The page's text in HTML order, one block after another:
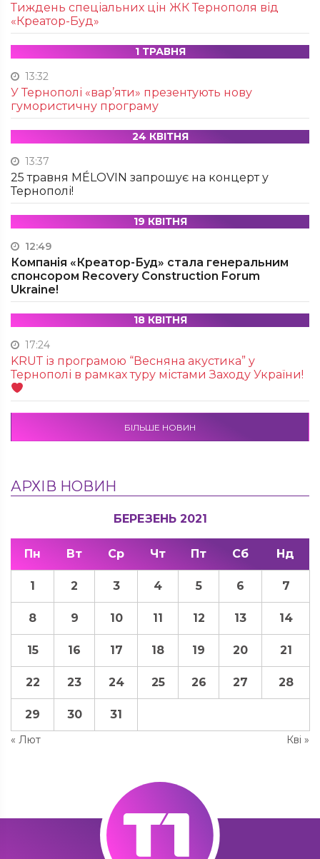
Тиждень спеціальних цін ЖК Тернополя від
«Креатор-Буд»
1 ТРАВНЯ
13:32
У Тернополі «вар’яти» презентують нову
гумористичну програму
24 КВІТНЯ
13:37
25 травня MÉLOVIN запрошує на концерт у
Тернополі!
19 КВІТНЯ
12:49
Компанія «Креатор-Буд» стала генеральним
спонсором Recovery Construction Forum
Ukraine!
18 КВІТНЯ
17:24
KRUТ із програмою “Весняна акустика” у
Тернополі в рамках туру містами Заходу України!
БІЛЬШЕ НОВИН
АРХІВ НОВИН
БЕРЕЗЕНЬ 2021
Пн Вт Ср Чт Пт Сб Нд
« Лют Кві »
1 2 3 4 5 6 7
8 9 10 11 12 13 14
15 16 17 18 19 20 21
22 23 24 25 26 27 28
29 30 31